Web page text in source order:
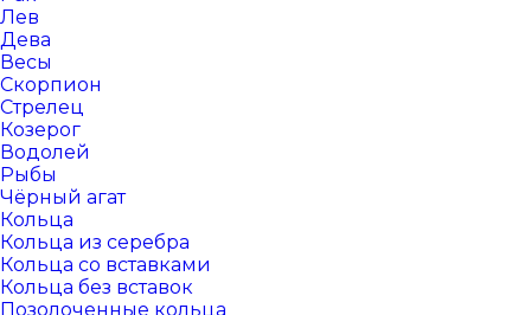
Лев
Дева
Весы
Скорпион
Стрелец
Козерог
Водолей
Рыбы
Чёрный агат
Кольца
Кольца из серебра
Кольца со вставками
Кольца без вставок
Позолоченные кольца